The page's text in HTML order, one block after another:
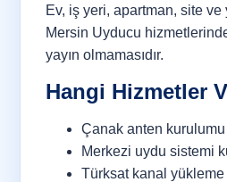
Ev, iş yeri, apartman, site
Mersin Uyducu
yayın olmamasıdır.
Hangi Hizmetler
Çanak anten kurulumu
Merkezi uydu sistemi
Türksat kanal